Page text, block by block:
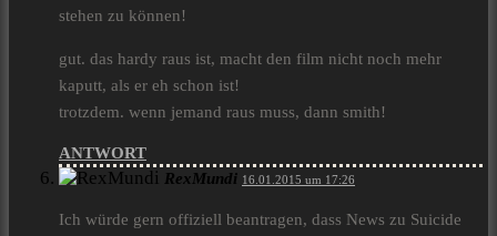
stehen zu können!
gut. das hardy raus ist, macht den film nicht noch mehr
kaputt, als er eh schon ist!
trotzdem. wenn jemand raus muss, dann smith!
ANTWORT
RexMundi 16.01.2015 um 17:26
Ich würde gern offiziell beantragen, dass News zu Suicide